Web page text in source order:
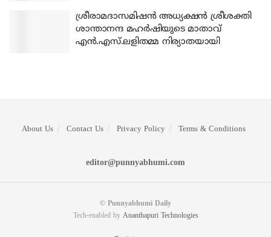
ശ്രീരാമദാസമിഷന്‍ അധ്യക്ഷന്‍ ശ്രീശക്തി
ശാന്താനന്ദ മഹര്‍ഷിയുടെ മാതാവ്
എന്‍.എസ്.ലളിതമ്മ നിര്യാതയായി
About Us Contact Us Privacy Policy Terms & Conditions
editor@punnyabhumi.com
© Punnyabhumi Daily
Tech-enabled by Ananthapuri Technologies